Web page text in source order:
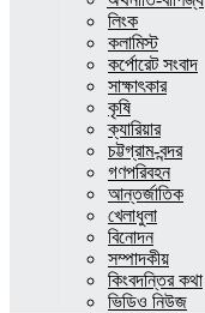
লিংক
কলামিস্ট
কর্পোরেট সংবাদ
সাক্ষাৎকার
কৃষি
ক্যারিয়ার
চট্টগ্রাম-বন্দর
গণপরিবহন
আন্তর্জাতিক
খেলাধুলা
বিনোদন
সম্পাদকীয়
কিংবদন্তির কথা
ভিডিও নিউজ